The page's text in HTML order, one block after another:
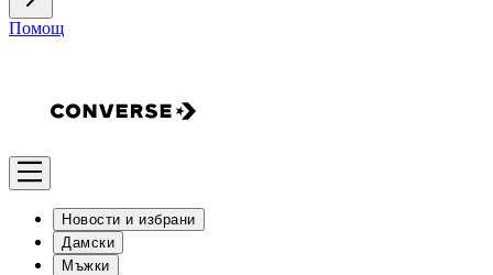
Помощ
Новости и избрани
Дамски
Мъжки